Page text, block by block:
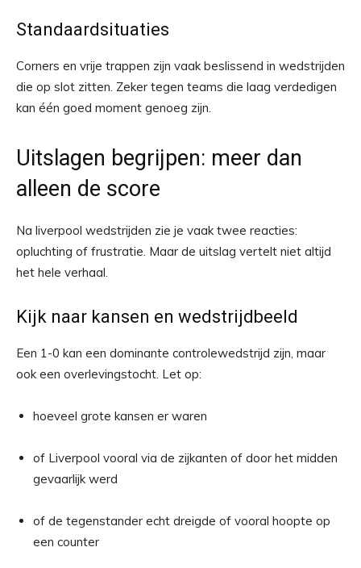
Standaardsituaties
Corners en vrije trappen zijn vaak beslissend in wedstrijden
die op slot zitten. Zeker tegen teams die laag verdedigen
kan één goed moment genoeg zijn.
Uitslagen begrijpen: meer dan
alleen de score
Na liverpool wedstrijden zie je vaak twee reacties:
opluchting of frustratie. Maar de uitslag vertelt niet altijd
het hele verhaal.
Kijk naar kansen en wedstrijdbeeld
Een 1-0 kan een dominante controlewedstrijd zijn, maar
ook een overlevingstocht. Let op:
hoeveel grote kansen er waren
of Liverpool vooral via de zijkanten of door het midden
gevaarlijk werd
of de tegenstander echt dreigde of vooral hoopte op
een counter